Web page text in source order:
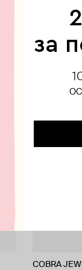
exclusive
COBRA
exclusive
COBRA
exclusive
COBRA
Marni
за